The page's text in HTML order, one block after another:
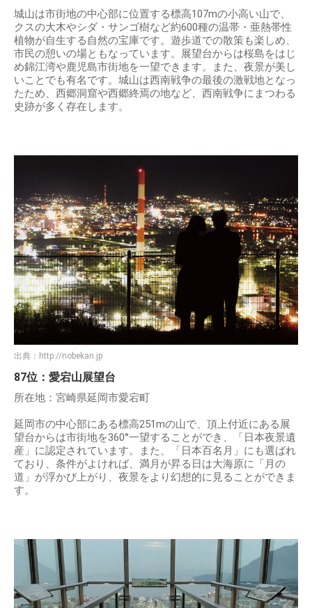
城山は市街地の中心部に位置する標高107mの小高い山で、
クスの大木やシダ・サンゴ樹など約600種の温帯・亜熱帯性
植物が自生する自然の宝庫です。遊歩道での散策も楽しめ、
市民の憩いの場ともなっています。展望台からは桜島をはじ
め錦江湾や鹿児島市街地を一望できます。また、夜景が美し
いことでも有名です。城山は西南戦争の最後の激戦地となっ
たため、西郷洞窟や西郷終焉の地など、西南戦争にまつわる
史跡が多く存在します。
出典： http://nobekan.jp
87位：愛宕山展望台
所在地：宮崎県延岡市愛宕町
延岡市の中心部にある標高251mの山で、頂上付近にある展
望台からは市街地を360°一望することができ、「日本夜景遺
産」に認定されています。また、「日本百名月」にも選ばれ
ており、条件がよければ、満月が昇る日は大海原に「月の
道」が浮かび上がり、夜景をより幻想的に見ることができま
す。